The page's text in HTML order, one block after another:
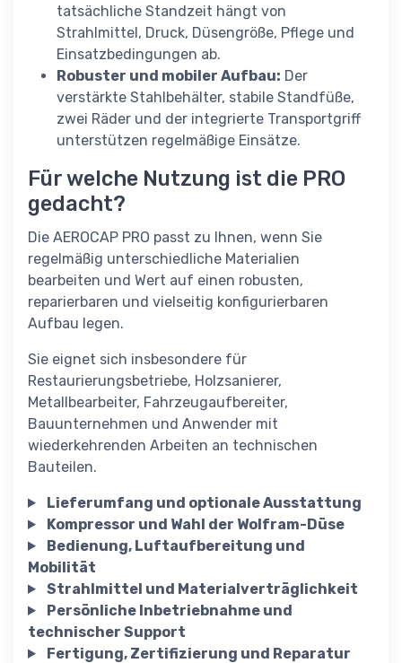
tatsächliche Standzeit hängt von
Strahlmittel, Druck, Düsengröße, Pflege und
Einsatzbedingungen ab.
Robuster und mobiler Aufbau: Der
verstärkte Stahlbehälter, stabile Standfüße,
zwei Räder und der integrierte Transportgriff
unterstützen regelmäßige Einsätze.
Für welche Nutzung ist die PRO
gedacht?
Die AEROCAP PRO passt zu Ihnen, wenn Sie
regelmäßig unterschiedliche Materialien
bearbeiten und Wert auf einen robusten,
reparierbaren und vielseitig konfigurierbaren
Aufbau legen.
Sie eignet sich insbesondere für
Restaurierungsbetriebe, Holzsanierer,
Metallbearbeiter, Fahrzeugaufbereiter,
Bauunternehmen und Anwender mit
wiederkehrenden Arbeiten an technischen
Bauteilen.
Lieferumfang und optionale Ausstattung
Kompressor und Wahl der Wolfram-Düse
Bedienung, Luftaufbereitung und
Mobilität
Strahlmittel und Materialverträglichkeit
Persönliche Inbetriebnahme und
technischer Support
Fertigung, Zertifizierung und Reparatur